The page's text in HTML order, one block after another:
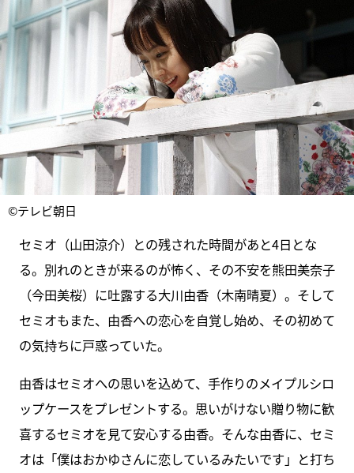
©テレビ朝日
セミオ（山田涼介）との残された時間があと4日とな
る。別れのときが来るのが怖く、その不安を熊田美奈子
（今田美桜）に吐露する大川由香（木南晴夏）。そして
セミオもまた、由香への恋心を自覚し始め、その初めて
の気持ちに戸惑っていた。
由香はセミオへの思いを込めて、手作りのメイプルシロ
ップケースをプレゼントする。思いがけない贈り物に歓
喜するセミオを見て安心する由香。そんな由香に、セミ
オは「僕はおかゆさんに恋しているみたいです」と打ち